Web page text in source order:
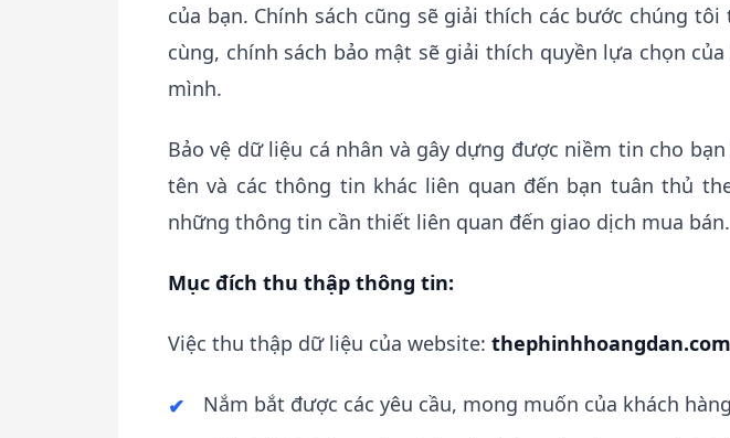
của bạn. Chính sách cũng sẽ giải thích các bước chúng
cùng, chính sách bảo mật sẽ giải thích quyền lựa chọn
mình.
Bảo vệ dữ liệu cá nhân và gây dựng được niềm tin cho
tên và các thông tin khác liên quan đến bạn tuân thủ
những thông tin cần thiết liên quan đến giao dịch mua bán.
Mục đích thu thập thông tin:
Việc thu thập dữ liệu của website: thephinhhoangdan.com
Nắm bắt được các yêu cầu, mong muốn của khách